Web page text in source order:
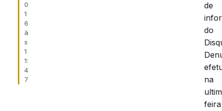
0
1
6
à
s
1
1:
4
7
de
do
na
feira